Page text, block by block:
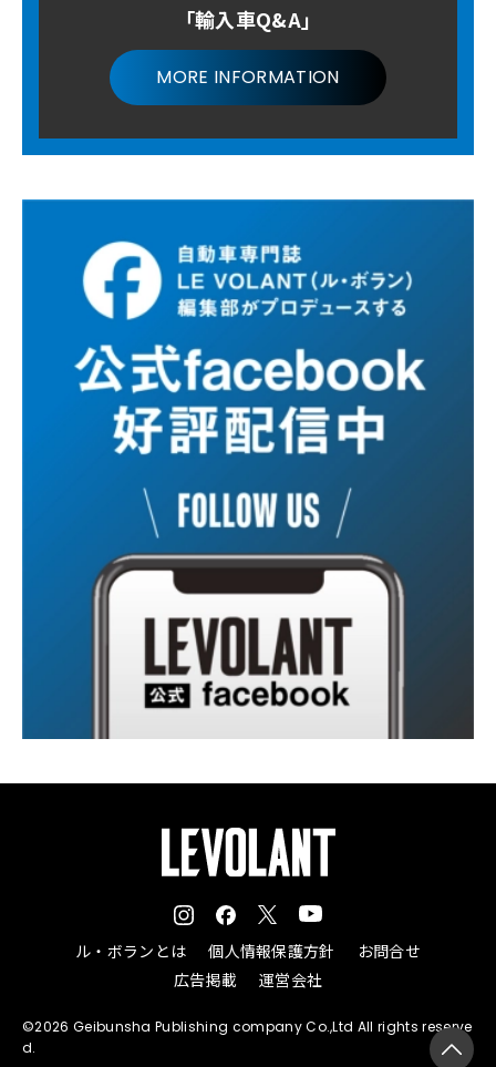
「輸入車Q&A」
MORE INFORMATION
ル・ボランとは 個人情報保護方針
お問合せ
広告掲載
運営会社
©2026 Geibunsha Publishing company Co.,Ltd All rights reserve
d.